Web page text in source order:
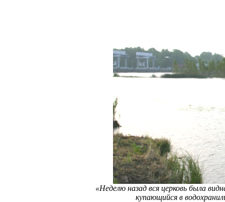
«Неделю назад вся церковь была
купающийся в